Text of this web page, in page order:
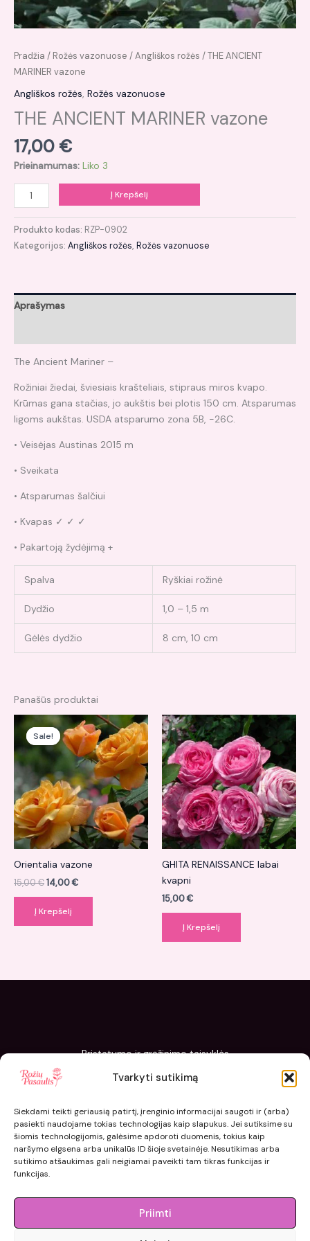
Tvarkyti sutikimą
Siekdami teikti geriausią patirtį, įrenginio informacijai saugoti ir (arba)
pasiekti naudojame tokias technologijas kaip slapukus. Jei sutiksime su
šiomis technologijomis, galėsime apdoroti duomenis, tokius kaip
naršymo elgsena arba unikalūs ID šioje svetainėje. Nesutikimas arba
sutikimo atšaukimas gali neigiamai paveikti tam tikras funkcijas ir
funkcijas.
Priimti
Pradžia / Rožės vazonuose /Angliškos rožės / THE ANCIENT
MARINER vazone
Angliškos rožės, Rožės vazonuose
THE ANCIENT MARINER vazone
17,00 €
Prieinamumas: Liko 3
Į Krepšelį
Produkto kodas: RZP-0902
Kategorijos: Angliškos rožės, Rožės vazonuose
Aprašymas
The Ancient Mariner –
Rožiniai žiedai, šviesiais krašteliais, stipraus miros kvapo.
Krūmas gana stačias, jo aukštis bei plotis 150 cm. Atsparumas
ligoms aukštas. USDA atsparumo zona 5B, -26C.
• Veisėjas Austinas 2015 m
• Sveikata
• Atsparumas šalčiui
• Kvapas ✓ ✓ ✓
• Pakartoją žydėjimą +
Spalva Ryškiai rožinė
Dydžio 1,0 – 1,5 m
Gėlės dydžio 8 cm, 10 cm
Panašūs produktai
Sale!
Sale!
Orientalia vazone
15,00€
Original
price
was:
15,00 €.
14,00€
Current
price
is:
14,00 €.
Į Krepšelį
GHITA RENAISSANCE labai
kvapni
15,00€
Į Krepšelį
Pristatymo ir grąžinimo taisyklės
Slapukų politika